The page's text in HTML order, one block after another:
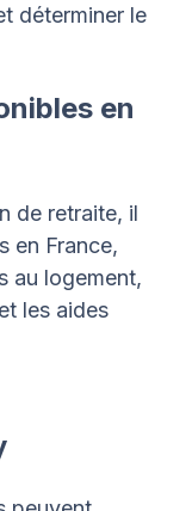
déterminer le
en
de retraite, il
en France,
au logement,
les aides